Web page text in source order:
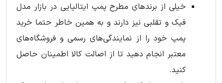
خیلی از برندهای مطرح پمپ ایتالیایی در بازار مدل
فیک و تقلبی نیز دارند و به همین خاطر حتما خرید
پمپ خود را از نمایندگی‌های رسمی و فروشگاه‌های
معتبر انجام دهید تا از اصالت کالا اطمینان حاصل
کنید.